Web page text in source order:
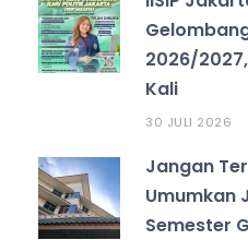
2026/
Kali
30 JULI 2026
Jangan
Umumkan
Semester